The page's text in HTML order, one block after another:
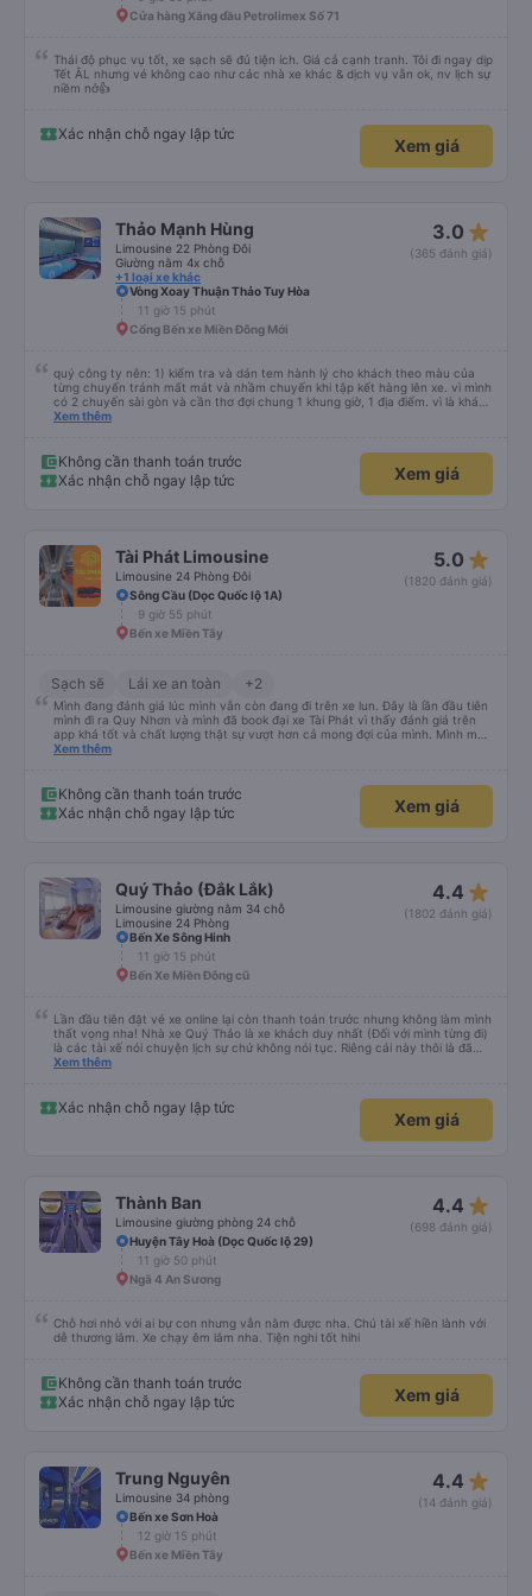
Cửa hàng Xăng dầu Petrolimex Số 71
Thái độ phục vụ tốt, xe sạch sẽ đủ tiện ích. Giá cả cạnh tranh. Tôi đi ngay dịp
Tết ÂL nhưng vé không cao như các nhà xe khác & dịch vụ vẫn ok, nv lịch sự
niềm nở👍
Xác nhận chỗ ngay lập tức
Xem giá
Thảo Mạnh Hùng
Limousine 22 Phòng Đôi
Giường nằm 4x chỗ
+1 loại xe khác
3.0 star_rate
(365 đánh giá)
Vòng Xoay Thuận Thảo Tuy Hòa
11 giờ 15 phút
Cổng Bến xe Miền Đông Mới
quý công ty nên: 1) kiểm tra và dán tem hành lý cho khách theo màu của
từng chuyến tránh mất mát và nhầm chuyến khi tập kết hàng lên xe. vì mình
có 2 chuyến sài gòn và cần thơ đợi chung 1 khung giờ, 1 địa điểm. vì là khách
thân thiết của quý công ty nên rất hài lòng và tin tưởng. tuy nhiên rất mong
thì chắc chắn quy công ty là nhà xe được yêu thích và lựa chọn số 1 quy
nhơn. rất cảm ơn quý anh chị em cty cũng như chị Thảo đã lắng nghe và
tiếp nhận. " khách hàng thân thiết nhiều năm của nhà xe từ thời sinh viên"
Xem thêm
Không cần thanh toán trước
Xác nhận chỗ ngay lập tức
Xem giá
Tài Phát Limousine
Limousine 24 Phòng Đôi
5.0 star_rate
(1820 đánh giá)
Sông Cầu (Dọc Quốc lộ 1A)
9 giờ 55 phút
Bến xe Miền Tây
Sạch sẽ Lái xe an toàn +2
Mình đang đánh giá lúc mình vẫn còn đang đi trên xe lun. Đây là lần đầu tiên
mình đi ra Quy Nhơn và mình đã book đại xe Tài Phát vì thấy đánh giá trên
app khá tốt và chất lượng thật sự vượt hơn cả mong đợi của mình. Mình mua
giường đôi và vừa đủ cho 2 người. Nhân viên của nhà xe phải nói là siêu nhiệt
trung chuyển và lên xe lớn thì luôn hỗ trợ xách vali giùm tụi mình. Trên xe thì
có cả bánh và sữa miễn phí cho khách còn chuẩn bị cả thuốc say xe, dép,
mền, gối và đặc biệt là có gối ôm. Nchung là phải chấm nhà xe 10 sao mới
Xem thêm
Không cần thanh toán trước
Xác nhận chỗ ngay lập tức
Xem giá
Quý Thảo (Đắk Lắk)
Limousine giường nằm 34 chỗ
Limousine 24 Phòng
4.4 star_rate
(1802 đánh giá)
Bến Xe Sông Hinh
11 giờ 15 phút
Bến Xe Miền Đông cũ
Lần đầu tiên đặt vé xe online lại còn thanh toán trước nhưng không làm mình
thất vọng nha! Nhà xe Quý Thảo là xe khách duy nhất (Đối với mình từng đi)
là các tài xế nói chuyện lịch sự chứ không nói tục. Riêng cái này thôi là đã
đánh giá 5 sao rồi. Chú tài xế còn uống pepsi rất dễ thương chứ không có
Xem thêm
Xác nhận chỗ ngay lập tức
Xem giá
Thành Ban
Limousine giường phòng 24 chỗ
4.4 star_rate
(698 đánh giá)
Huyện Tây Hoà (Dọc Quốc lộ 29)
11 giờ 50 phút
Ngã 4 An Sương
Chỗ hơi nhỏ với ai bự con nhưng vẫn nằm được nha. Chú tài xế hiền lành với
dễ thương lắm. Xe chạy êm lắm nha. Tiện nghi tốt hihi
Không cần thanh toán trước
Xác nhận chỗ ngay lập tức
Xem giá
Trung Nguyên
Limousine 34 phòng
4.4 star_rate
(14 đánh giá)
Bến xe Sơn Hoà
12 giờ 15 phút
Bến xe Miền Tây